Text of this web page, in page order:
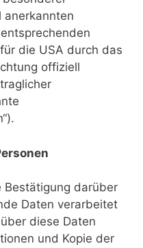
anerkannten
die USA durch das
offiziell
Bestätigung darüber
Daten verarbeitet
diese Daten
und Kopie der